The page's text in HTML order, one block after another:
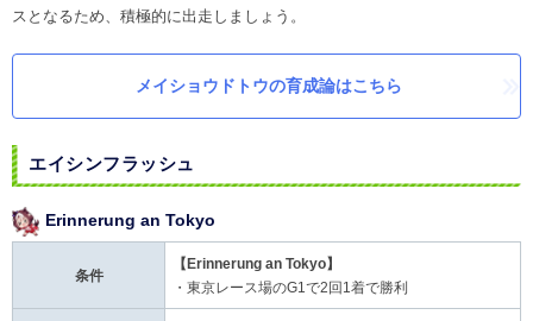
スとなるため、積極的に出走しましょう。
メイショウドトウの育成論はこちら
エイシンフラッシュ
Erinnerung an Tokyo
条件
【Erinnerung an Tokyo】
・東京レース場のG1で2回1着で勝利